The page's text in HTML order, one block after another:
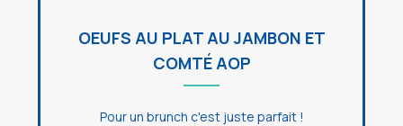
OEUFS AU PLAT AU JAMBON ET
COMTÉ AOP
Pour un brunch c'est juste parfait !